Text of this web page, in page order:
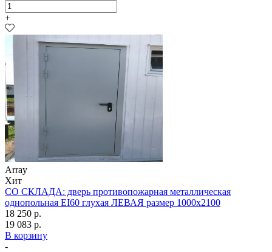
+
Array
Хит
СО СКЛАДА: дверь противопожарная металлическая
однопольная EI60 глухая ЛЕВАЯ размер 1000х2100
18 250 р.
19 083 р.
В корзину
-